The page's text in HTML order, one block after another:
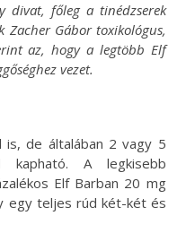
divat, főleg a tinédzserek
Zacher Gábor toxikológus,
az, hogy a legtöbb Elf
vezet.
is, de általában 2 vagy 5
kapható. A legkisebb
Elf Barban 20 mg
egy teljes rúd két-két és